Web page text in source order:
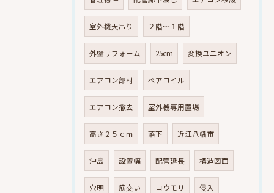
室外機天吊り ２階～１階
外壁リフォーム 25cm 変換ユニオン
エアコン部材 ペアコイル
エアコン撤去 室外機専用置場
高さ２５ｃｍ 落下 近江八幡市
沖島 設置幅 配管延長 構造図面
穴明 筋交い コウモリ 侵入